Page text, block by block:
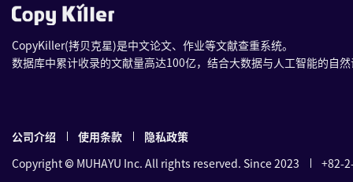
CopyKiller(拷贝克星)是中文论文、作业等文献查重系统。
数据库中累计收录的文献量高达100亿，结合大数据与人工智能的自
公司介绍 使用条款
隐私政策
Copyright © MUHAYU Inc. All rights reserved. Since 2023
+82-